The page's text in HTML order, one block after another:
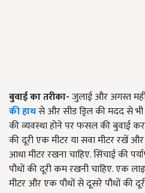
बुवाई का तरीका-जुलाई और अगस्त
की हाथसे और सीड ड्रिल की मदद से
की व्यवस्था होने पर फसल की बुवाई
की दूरी एक मीटर या सवा मीटर रखें
आधा मीटर रखना चाहिए. सिंचाई की
पौधों की दूरी कम रखनी चाहिए. एक
मीटर और एक पौधों से दूसरे पौधों की